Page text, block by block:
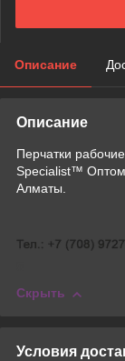
Описание
Описание
Перчатки
Specialist™
Алматы.
Скрыть
Условия